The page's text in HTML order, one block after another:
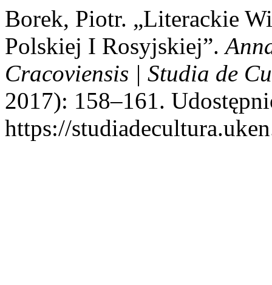
Borek, Piotr. „Literackie
Polskiej I Rosyjskiej”.
Cracoviensis | Studia de
2017): 158–161.
https://